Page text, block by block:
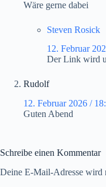
Wäre gerne dabei
Steven Rosick
12. Februar
Der Link wird
Rudolf
12. Februar 2026 /
Guten Abend
Schreibe einen Kommentar
Deine E-Mail-Adresse wird